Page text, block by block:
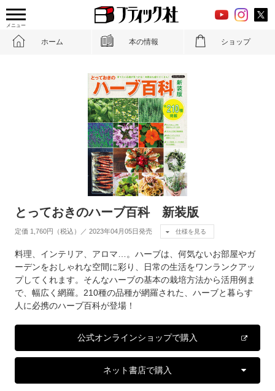
メニュー
ホーム 本の情報 ショップ
とっておきのハーブ百科 新装版
定価 1,760円（税込）／ 2023年04月05日発売 仕様を見る
料理、インテリア、アロマ…。ハーブは、何気ないお部屋やガ
ーデンをおしゃれな空間に彩り、日常の生活をワンランクアッ
プしてくれます。そんなハーブの基本の栽培方法から活用例ま
で、幅広く網羅。210種の品種が網羅された、ハーブと暮らす
人に必携のハーブ百科が登場！
公式オンラインショップで購入
ネット書店で購入